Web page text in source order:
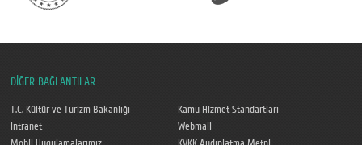
DİĞER BAĞLANTILAR
T.C. Kültür ve Turizm Bakanlığı
Kamu Hizmet Standartları
Intranet
Webmail